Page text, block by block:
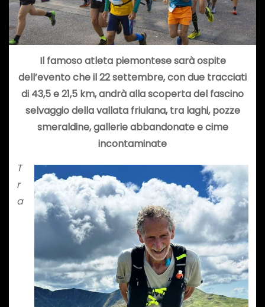
Il famoso atleta piemontese sarà ospite
dell’evento che il 22 settembre, con due tracciati
di 43,5 e 21,5 km, andrà alla scoperta del fascino
selvaggio della vallata friulana, tra laghi, pozze
smeraldine, gallerie abbandonate e cime
incontaminate
T
r
a